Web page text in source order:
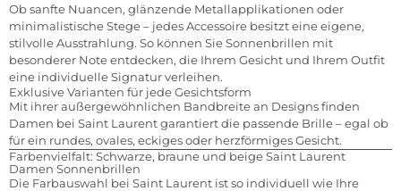
Ob sanfte Nuancen, glänzende Metallapplikationen oder
minimalistische Stege – jedes Accessoire besitzt eine eigene,
stilvolle Ausstrahlung. So können Sie Sonnenbrillen mit
besonderer Note entdecken, die Ihrem Gesicht und Ihrem Outfit
eine individuelle Signatur verleihen.
Exklusive Varianten für jede Gesichtsform
Mit ihrer außergewöhnlichen Bandbreite an Designs finden
Damen bei Saint Laurent garantiert die passende Brille – egal ob
für ein rundes, ovales, eckiges oder herzförmiges Gesicht.
Farbenvielfalt: Schwarze, braune und beige Saint Laurent
Damen Sonnenbrillen
Die Farbauswahl bei Saint Laurent ist so individuell wie Ihre